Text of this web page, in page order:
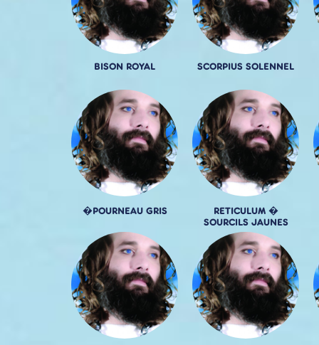
BISON ROYAL SCORPIUS SOLENNEL
�POURNEAU GRIS
RETICULUM �
SOURCILS JAUNES